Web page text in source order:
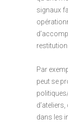
signaux
restitution
Par
peut se
dans les